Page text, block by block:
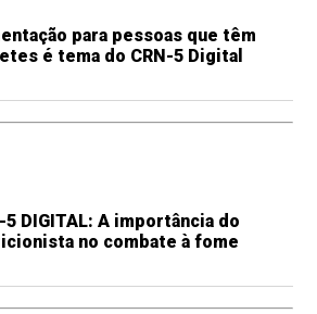
para pessoas que têm
é tema do CRN-5 Digital
5 DIGITAL: A importância do
no combate à fome